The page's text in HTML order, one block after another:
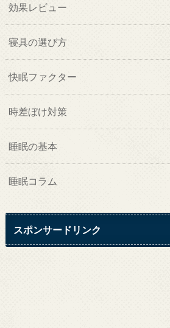
効果レビュー
寝具の選び方
快眠ファクター
時差ぼけ対策
睡眠の基本
睡眠コラム
スポンサードリンク